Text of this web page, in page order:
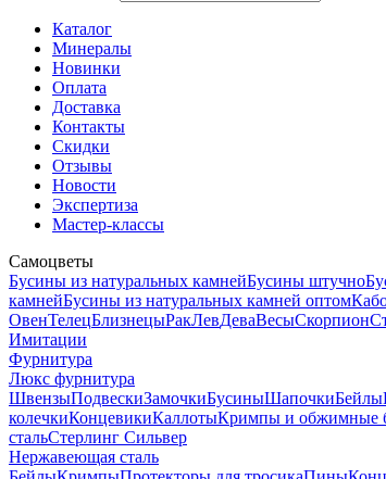
Каталог
Минералы
Новинки
Оплата
Доставка
Контакты
Скидки
Отзывы
Новости
Экспертиза
Мастер-классы
Самоцветы
Бусины из натуральных камнейБусины штучно
камнейБусины из натуральных камней оптом
ОвенТелецБлизнецыРакЛевДеваВесыСкорпион
Имитации
Фурнитура
Люкс фурнитура
ШвензыПодвескиЗамочкиБусиныШапочкиБейлы
колечкиКонцевикиКаллотыКримпы и обжимные
стальСтерлинг Сильвер
Нержавеющая сталь